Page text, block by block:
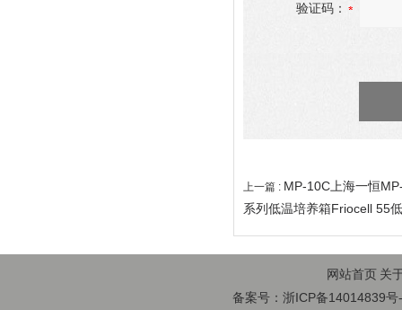
验证码：
上一篇 : MP-10C上海一恒
系列低温培养箱Friocell 55
网站首页 关
备案号：浙ICP备14014839号